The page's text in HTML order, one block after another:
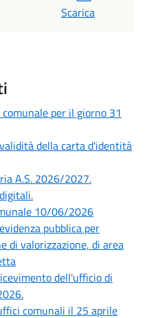
Scarica
per il giorno 31
della carta d'identità
A.S. 2026/2027.
10/06/2026
pubblica per
di valorizzazione, di area
dell'ufficio di
comunali il 25 aprile